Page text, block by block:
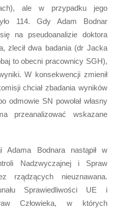
ale w przypadku jego
114. Gdy Adam Bodnar
na pseudoanalizie doktora
zlecił dwa badania (dr Jacka
to obecni pracownicy SGH),
W konsekwencji zmienił
chciał zbadania wyników
odmowie SN powołał własny
przeanalizować wskazane
Adama Bodnara nastąpił w
Nadzwyczajnej i Spraw
rządzących nieuznawana.
Sprawiedliwości UE i
Człowieka, w których